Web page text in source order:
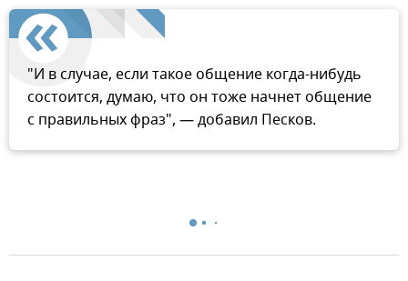
"И в случае, если такое общение когда-нибудь
состоится, думаю, что он тоже начнет общение
с правильных фраз", — добавил Песков.